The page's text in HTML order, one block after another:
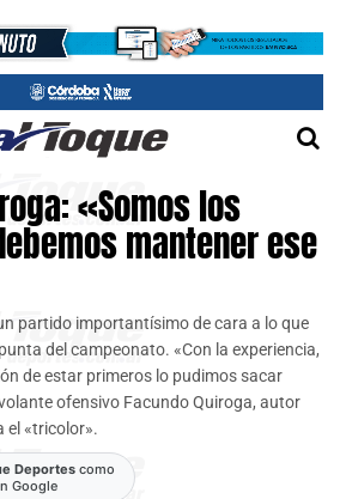
«Somos los
mantener ese
partido importantísimo de cara a lo que
del campeonato. «Con la experiencia,
de estar primeros lo pudimos sacar
ofensivo Facundo Quiroga, autor
el «tricolor».
Deportescomo
Google